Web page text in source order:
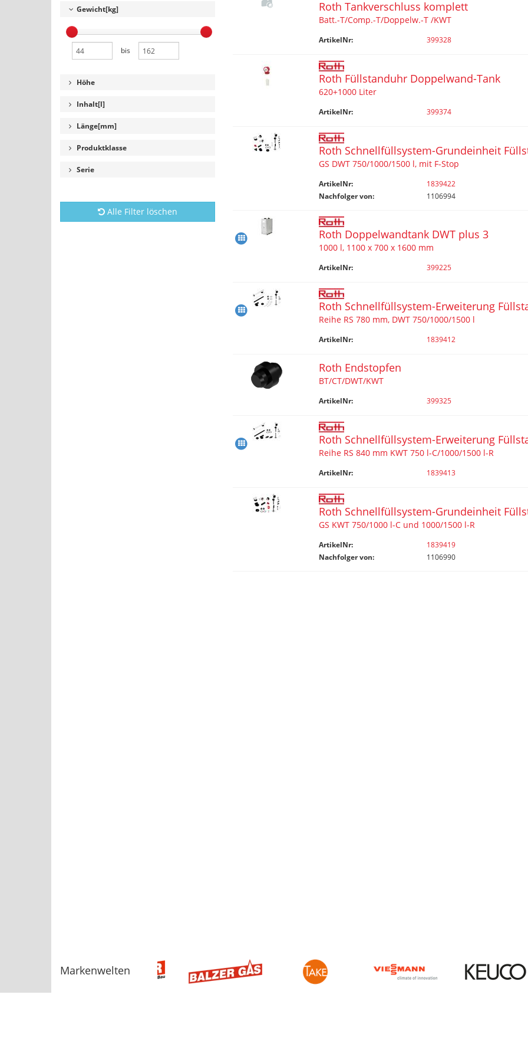
Gewicht[kg]
bis
Höhe
Inhalt[l]
Länge[mm]
Produktklasse
Serie
Alle Filter löschen
Roth Tankverschluss komplett
Batt.-T/Comp.-T/Doppelw.-T /KWT
ArtikelNr: 399328
Roth Füllstanduhr Doppelwand-Tank
620+1000 Liter
ArtikelNr: 399374
Roth Schnellfüllsystem-Grundeinheit
GS DWT 750/1000/1500 l, mit F-Stop
ArtikelNr:
1839422
Nachfolger von:
1106994
Roth Doppelwandtank DWT plus 3
1000 l, 1100 x 700 x 1600 mm
ArtikelNr: 399225
Roth Schnellfüllsystem-Erweiterung
Reihe RS 780 mm, DWT 750/1000/1500 l
ArtikelNr: 1839412
Roth Endstopfen
BT/CT/DWT/KWT
ArtikelNr: 399325
Roth Schnellfüllsystem-Erweiterung
Reihe RS 840 mm KWT 750 l-C/1000/1500 l-R
ArtikelNr: 1839413
Roth Schnellfüllsystem-Grundeinheit
GS KWT 750/1000 l-C und 1000/1500 l-R
ArtikelNr:
1839419
Nachfolger von:
1106990
Markenwelten